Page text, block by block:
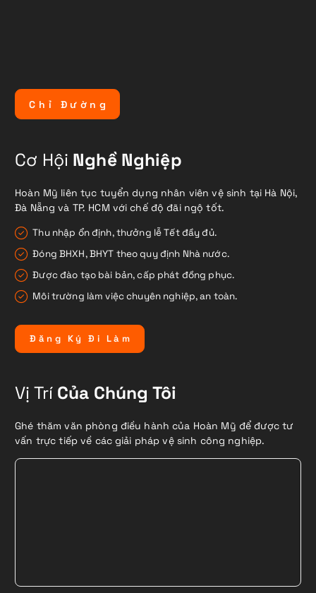
C h ỉ Đ ư ờ n g
Cơ Hội Nghề Nghiệp
Hoàn Mỹ liên tục tuyển dụng nhân viên vệ sinh tại Hà Nội,
Đà Nẵng và TP. HCM với chế độ đãi ngộ tốt.
Thu nhập ổn định, thưởng lễ Tết đầy đủ.
Đóng BHXH, BHYT theo quy định Nhà nước.
Được đào tạo bài bản, cấp phát đồng phục.
Môi trường làm việc chuyên nghiệp, an toàn.
Đ ă n g Ký Đ i L à m
Vị TríCủa Chúng Tôi
Ghé thăm văn phòng điều hành của Hoàn Mỹ để được tư
vấn trực tiếp về các giải pháp vệ sinh công nghiệp.